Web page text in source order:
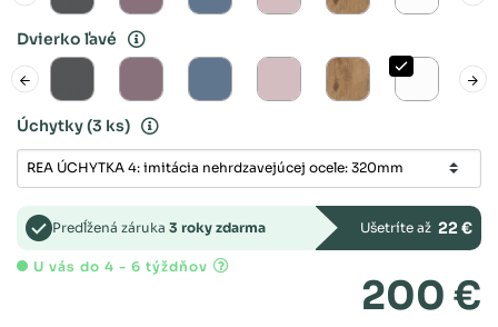
Dvierko ľavé
Úchytky(3 ks)
Predĺžená záruka 3 roky zdarma Ušetríte až 22 €
U vás do 4 - 6 týždňov
200 €